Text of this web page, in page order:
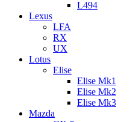
L494
Lexus
LFA
RX
UX
Lotus
Elise
Elise Mk1
Elise Mk2
Elise Mk3
Mazda